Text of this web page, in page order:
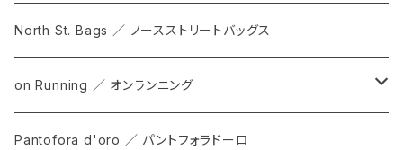
North St. Bags ／ ノースストリートバッグス
on Running ／ オンランニング
ALL
Pantofora d'oro ／ パントフォラドーロ